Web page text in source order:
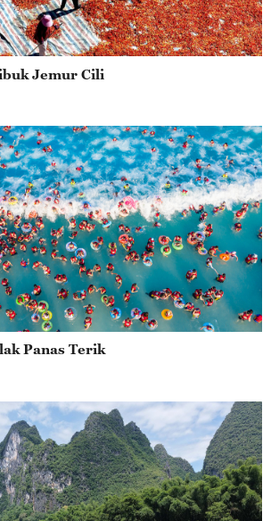
Jemur Cili
Panas Terik